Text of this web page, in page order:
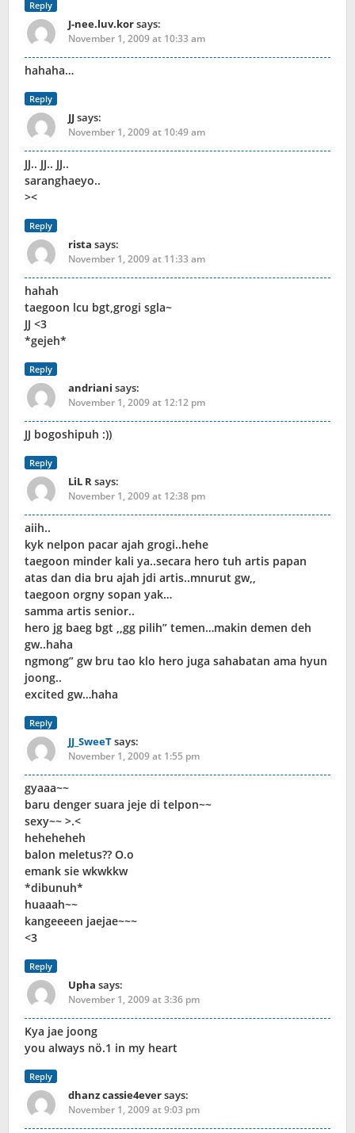
Reply
J-nee.luv.korsays:
November 1, 2009 at 10:33 am
hahaha…
Reply
JJsays:
November 1, 2009 at 10:49 am
JJ.. JJ.. JJ..
saranghaeyo..
><
Reply
rista says:
November 1, 2009 at 11:33 am
hahah
taegoon lcu bgt,grogi sgla~
JJ <3
*gejeh*
Reply
andriani says:
November 1, 2009 at 12:12 pm
JJ bogoshipuh :))
Reply
LiL Rsays:
November 1, 2009 at 12:38 pm
aiih..
kyk nelpon pacar ajah grogi..hehe
taegoon minder kali ya..secara hero tuh artis papan
atas dan dia bru ajah jdi artis..mnurut gw,,
taegoon orgny sopan yak…
samma artis senior..
hero jg baeg bgt ,,gg pilih” temen…makin demen deh
gw..haha
ngmong” gw bru tao klo hero juga sahabatan ama hyun
joong..
excited gw…haha
Reply
JJ_SweeTsays:
November 1, 2009 at 1:55 pm
gyaaa~~
baru denger suara jeje di telpon~~
sexy~~ >.<
heheheheh
balon meletus?? O.o
emank sie wkwkkw
*dibunuh*
huaaah~~
kangeeeen jaejae~~~
<3
Reply
Upha says:
November 1, 2009 at 3:36 pm
Kya jae joong
you always nö.1 in my heart
Reply
dhanz cassie4eversays:
November 1, 2009 at 9:03 pm